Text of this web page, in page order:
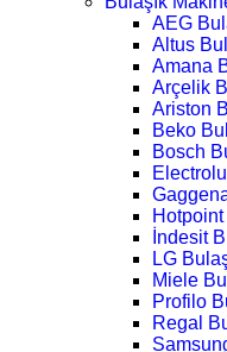
AEG
Altus
Amana
Arçelik
Ariston
Beko
Bosch
İndesit
LG
Miele
Profilo
Regal